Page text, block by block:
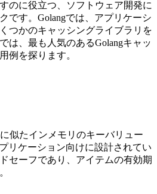
のに役立つ、ソフトウェア開発に
です。Golangでは、アプリケーシ
つかのキャッシングライブラリを
は、最も人気のあるGolangキャッ
例を探ります。
に似たインメモリのキーバリュー
リケーション向けに設計されてい
セーフであり、アイテムの有効期